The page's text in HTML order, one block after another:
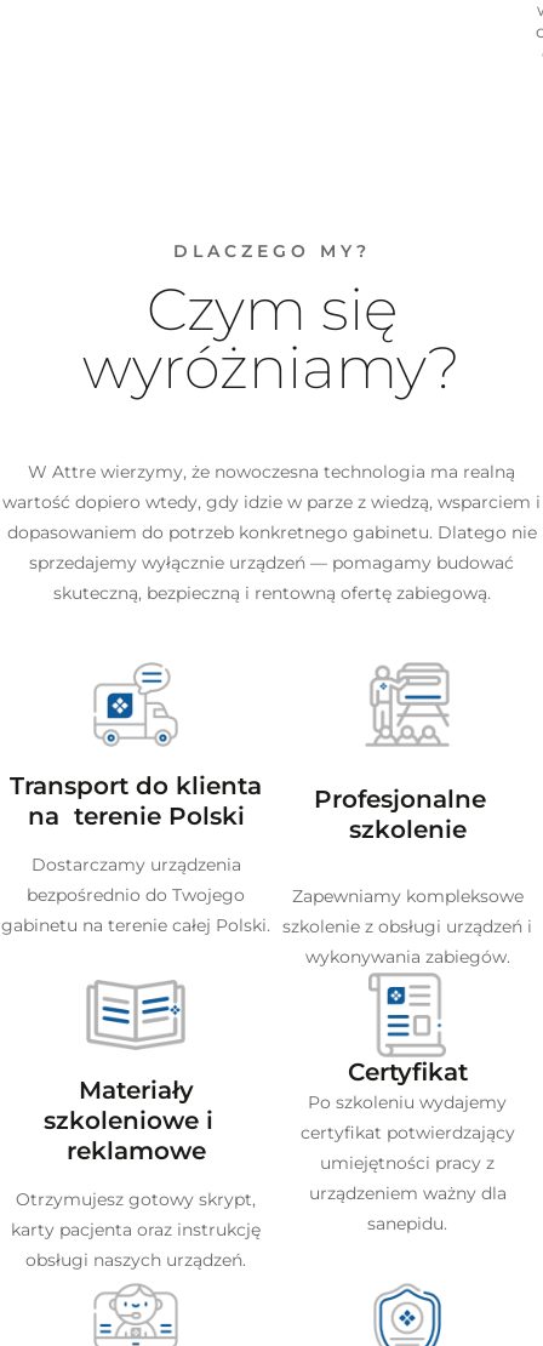
DLACZEGO MY?
Czym się
wyróżniamy?
W Attre wierzymy, że nowoczesna technologia ma realną
wartość dopiero wtedy, gdy idzie w parze z wiedzą, wsparciem i
dopasowaniem do potrzeb konkretnego gabinetu. Dlatego nie
sprzedajemy wyłącznie urządzeń — pomagamy budować
skuteczną, bezpieczną i rentowną ofertę zabiegową.
Transport do klienta
na terenie Polski
Dostarczamy urządzenia
bezpośrednio do Twojego
gabinetu na terenie całej Polski.
Profesjonalne
szkolenie
Zapewniamy kompleksowe
szkolenie z obsługi urządzeń i
wykonywania zabiegów.
Materiały
szkoleniowe i
reklamowe
Otrzymujesz gotowy skrypt,
karty pacjenta oraz instrukcję
obsługi naszych urządzeń.
Certyfikat
Po szkoleniu wydajemy
certyfikat potwierdzający
umiejętności pracy z
urządzeniem ważny dla
sanepidu.